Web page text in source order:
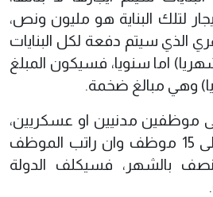
لتلك البناية هو مليون ونص،
الذي سيتم دفعة لكل البنايات
شهريا) اما سنويا، فسيكون المبلغ
الى موظفين مدنيين او عسكريين،
والمركز الواحد يحتاج الى 15 موظف وان راتب الموظف
بالشهر، فسيكلف الدولة